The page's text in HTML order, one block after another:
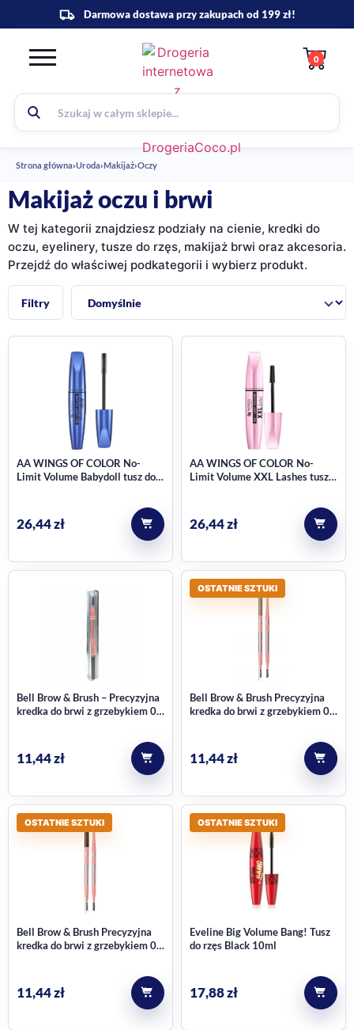
0
Strona główna›Uroda›Makijaż›Oczy
Makijaż oczu i brwi
W tej kategorii znajdziesz podziały na cienie, kredki do
oczu, eyelinery, tusze do rzęs, makijaż brwi oraz akcesoria.
Przejdź do właściwej podkategorii i wybierz produkt.
Filtry
Sortuj:
AA WINGS OF COLOR No-
Limit Volume Babydoll tusz do
26,44zł
AA WINGS OF COLOR No-
Limit Volume XXL Lashes tusz
26,44zł
Bell Brow & Brush – Precyzyjna
kredka do brwi z grzebykiem 02
11,44zł
OSTATNIE SZTUKI
Bell Brow & Brush Precyzyjna
kredka do brwi z grzebykiem 01
11,44zł
OSTATNIE SZTUKI
Bell Brow & Brush Precyzyjna
kredka do brwi z grzebykiem 03
11,44zł
OSTATNIE SZTUKI
Eveline Big Volume Bang! Tusz
do rzęs Black 10ml
17,88zł